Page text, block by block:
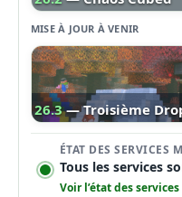
MISE À JOUR À VENIR
26.3 — Troisième
ÉTAT DES SERVICES
Tous les services
Voir l’état des services